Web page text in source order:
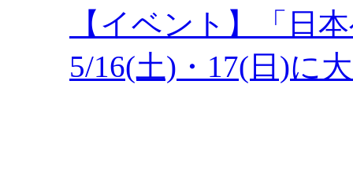
【イベント】「日
5/16(土)・17(日)に